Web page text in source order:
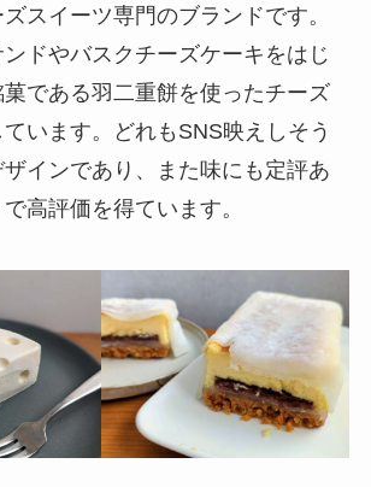
スイーツ専門のブランドです。
ドやバスクチーズケーキをはじ
である羽二重餅を使ったチーズ
います。どれもSNS映えしそう
インであり、また味にも定評あ
高評価を得ています。